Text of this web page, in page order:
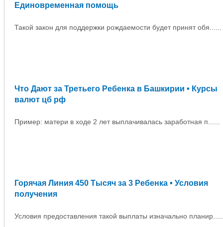
Единовременная помощь
Такой закон для поддержки рождаемости будет принят обя......
Что Дают за Третьего Ребенка в Башкирии • Курсы
валют цб рф
Пример: матери в ходе 2 лет выплачивалась заработная п......
Горячая Линия 450 Тысяч за 3 Ребенка • Условия
получения
Условия предоставления такой выплаты изначально